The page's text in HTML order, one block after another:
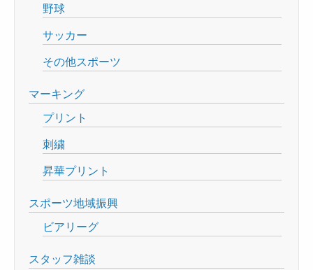
野球
サッカー
その他スポーツ
マーキング
プリント
刺繍
昇華プリント
スポーツ地域振興
ビアリーグ
スタッフ雑談